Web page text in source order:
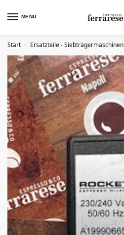
MENU
Start / Ersatzteile - Siebträgermaschinen